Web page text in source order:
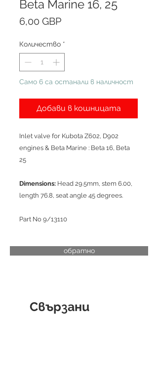
Beta Marine 16, 25
6,00 GBPЦена
Количество *
Само 6 са останали в наличност
Добави в кошницата
Inlet valve for Kubota Z602, D902
engines & Beta Marine : Beta 16, Beta
25
Dimensions: Head 29.5mm, stem 6.00,
length 76.8, seat angle 45 degrees.
Part No 9/13110
обратно
Свързани